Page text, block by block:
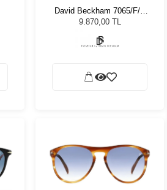
David Beckham 7065/F/S
RHL70 56 Unisex Güneş
9.870,00 TL